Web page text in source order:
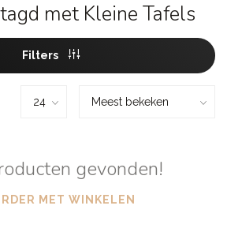
met Kleine Tafels
Filters
gevonden!
MET WINKELEN